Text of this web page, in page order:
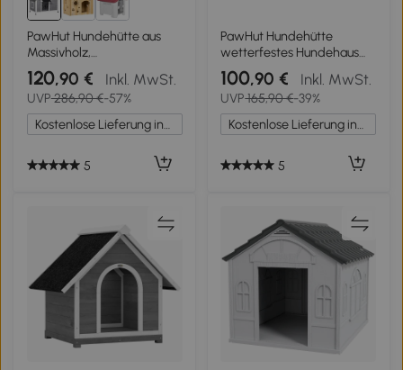
PawHut Hundehütte aus
Massivholz,
wetterbeständig,
Asphaltdach,
abnehmbarer Boden, 109
cm x 79 cm x 72 cm, Grau
+ Weiß
120,90 € Inkl. MwSt.
UVP286,90 €-57%
Kostenlose Lieferung innerhalb Deutschlands
5
PawHut Hundehütte
wetterfestes Hundehaus
aus Holz mit
herausnehmbarem Boden
Asphaltdach öffnendem
Fenster 98x76x69,5 cm
Grau
100,90 € Inkl. MwSt.
UVP165,90 €-39%
Kostenlose Lieferung innerhalb Deutschlands
5